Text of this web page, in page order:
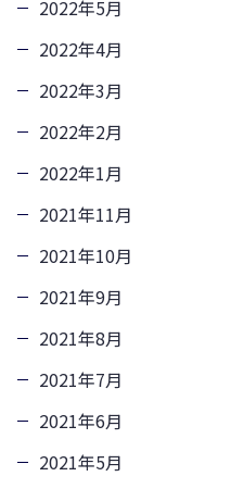
2022年5月
2022年4月
2022年3月
2022年2月
2022年1月
2021年11月
2021年10月
2021年9月
2021年8月
2021年7月
2021年6月
2021年5月